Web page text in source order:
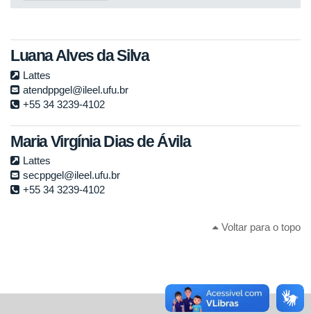
Luana Alves da Silva
Lattes
atendppgel@ileel.ufu.br
+55 34 3239-4102
Maria Virgínia Dias de Ávila
Lattes
secppgel@ileel.ufu.br
+55 34 3239-4102
Voltar para o topo